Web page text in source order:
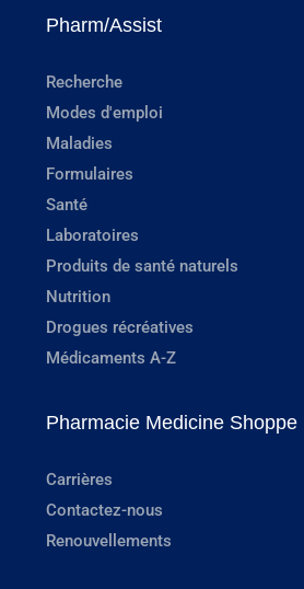
Pharm/Assist
Recherche
Modes d'emploi
Maladies
Formulaires
Santé
Laboratoires
Produits de santé naturels
Nutrition
Drogues récréatives
Médicaments A-Z
Pharmacie Medicine Shoppe
Carrières
Contactez-nous
Renouvellements